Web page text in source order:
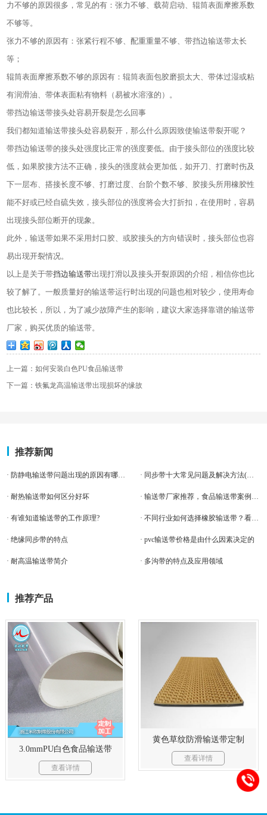
力不够的原因很多，常见的有：张力不够、载荷启动、辊筒表面摩擦系数
不够等。
张力不够的原因有：张紧行程不够、配重重量不够、带挡边输送带太长
等；
辊筒表面摩擦系数不够的原因有：辊筒表面包胶磨损太大、带体过湿或粘
有润滑油、带体表面粘有物料（易被水溶涨的）。
带挡边输送带接头处容易开裂是怎么回事
我们都知道输送带接头处容易裂开，那么什么原因致使输送带裂开呢？
带挡边输送带的接头处强度比正常的强度要低。由于接头部位的强度比较
低，如果胶接方法不正确，接头的强度就会更加低，如开刀、打磨时伤及
下一层布、搭接长度不够、打磨过度、台阶个数不够、胶接头所用橡胶性
能不好或已经自硫失效，接头部位的强度将会大打折扣，在使用时，容易
出现接头部位断开的现象。
此外，输送带如果不采用封口胶、或胶接头的方向错误时，接头部位也容
易出现开裂情况。
以上是关于带挡边输送带出现打滑以及接头开裂原因的介绍，相信你也比
较了解了。一般质量好的输送带运行时出现的问题也相对较少，使用寿命
也比较长，所以，为了减少故障产生的影响，建议大家选择靠谱的输送带
厂家，购买优质的输送带。
上一篇：如何安装白色PU食品输送带
下一篇：铁氟龙高温输送带出现损坏的缘故
推荐新闻
· 防静电输送带问题出现的原因有哪些呢？ · 同步带十大常见问题及解决方法(干货必藏）
· 耐热输送带如何区分好坏 · 输送带厂家推荐，食品输送带案例分享
· 有谁知道输送带的工作原理? · 不同行业如何选择橡胶输送带？看这一篇就够了！
· 绝缘同步带的特点 · pvc输送带价格是由什么因素决定的
· 耐高温输送带简介 · 多沟带的特点及应用领域
推荐产品
3.0mmPU白色食品输送带
查看详情
黄色草纹防滑输送带定制
查看详情